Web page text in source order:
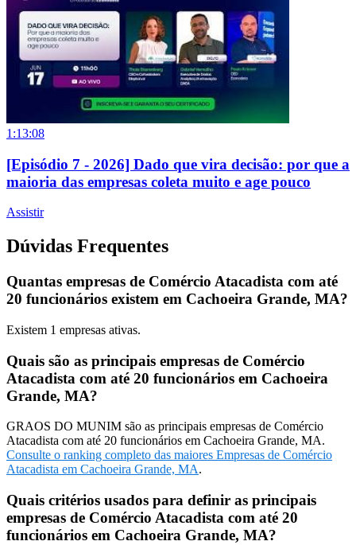
1:13:08
[Episódio 7 - 2026] Dado que vira decisão: por que a
maioria das empresas coleta muito e age pouco
Assistir
Dúvidas Frequentes
Quantas empresas de Comércio Atacadista com até
20 funcionários existem em Cachoeira Grande, MA?
Existem 1 empresas ativas.
Quais são as principais empresas de Comércio
Atacadista com até 20 funcionários em Cachoeira
Grande, MA?
GRAOS DO MUNIM são as principais empresas de Comércio
Atacadista com até 20 funcionários em Cachoeira Grande, MA.
Consulte o ranking completo das maiores Empresas de Comércio
Atacadista em Cachoeira Grande, MA.
Quais critérios usados para definir as principais
empresas de Comércio Atacadista com até 20
funcionários em Cachoeira Grande, MA?